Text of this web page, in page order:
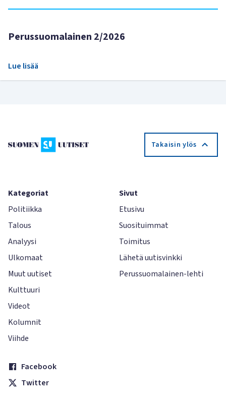
Perussuomalainen 2/2026
Lue lisää
Takaisin ylös
Kategoriat
Politiikka
Talous
Analyysi
Ulkomaat
Muut uutiset
Kulttuuri
Videot
Kolumnit
Viihde
Sivut
Etusivu
Suosituimmat
Toimitus
Lähetä uutisvinkki
Perussuomalainen-lehti
Facebook
Twitter